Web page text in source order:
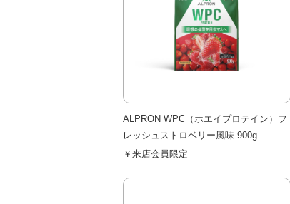
ALPRON WPC（ホエイプロテイン）フ
レッシュストロベリー風味 900g
￥来店会員限定